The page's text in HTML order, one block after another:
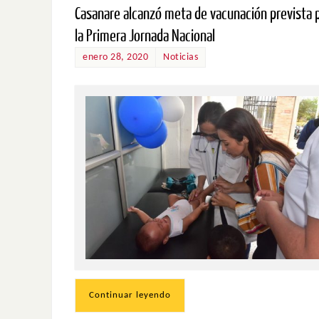
Casanare alcanzó meta de vacunación prevista
la Primera Jornada Nacional
enero 28, 2020 Noticias
Continuar leyendo